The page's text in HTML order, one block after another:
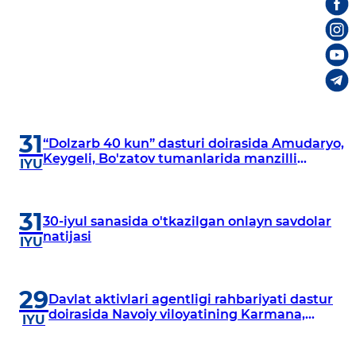
31
IYU
“Dolzarb 40 kun” dasturi doirasida Amudaryo,
Keygeli, Bo'zatov tumanlarida manzilli
31
IYU
30-iyul sanasida o'tkazilgan onlayn savdolar
natijasi
29
IYU
Davlat aktivlari agentligi rahbariyati dastur
doirasida Navoiy viloyatining Karmana,